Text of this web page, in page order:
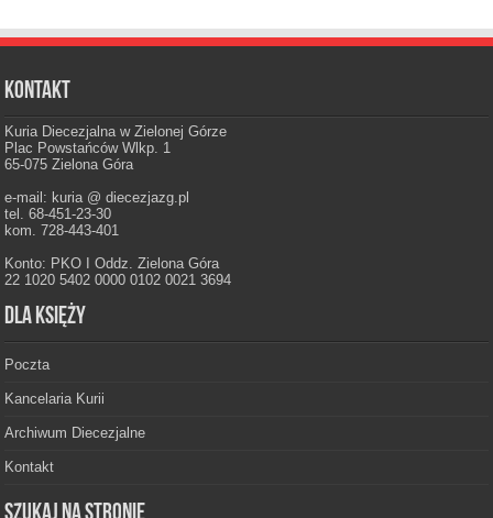
Kontakt
Kuria Diecezjalna w Zielonej Górze
Plac Powstańców Wlkp. 1
65-075 Zielona Góra
e-mail: kuria @ diecezjazg.pl
tel. 68-451-23-30
kom. 728-443-401
Konto: PKO I Oddz. Zielona Góra
22 1020 5402 0000 0102 0021 3694
Dla księży
Poczta
Kancelaria Kurii
Archiwum Diecezjalne
Kontakt